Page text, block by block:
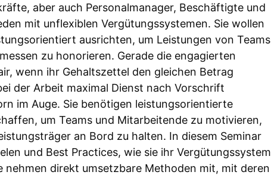
aber auch Personalmanager, Beschäftigte und
mit unflexiblen Vergütungssystemen. Sie wollen
ausrichten, um Leistungen von Teams
zu honorieren. Gerade die engagierten
wenn ihr Gehaltszettel den gleichen Betrag
der Arbeit maximal Dienst nach Vorschrift
im Auge. Sie benötigen leistungsorientierte
um Teams und Mitarbeitende zu motivieren,
an Bord zu halten. In diesem Seminar
und Best Practices, wie sie ihr Vergütungssystem
direkt umsetzbare Methoden mit, mit deren